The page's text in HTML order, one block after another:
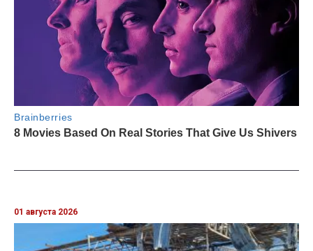
01 августа 2026